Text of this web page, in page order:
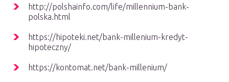
http://polshainfo.com/life/millennium-bank-
polska.html
https://hipoteki.net/bank-millenium-kredyt-
hipoteczny/
https://kontomat.net/bank-millenium/